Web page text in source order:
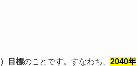
目標のことです。すなわち、 2040年